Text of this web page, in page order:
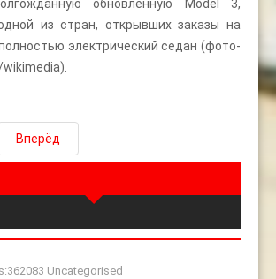
обновленную Model 3,
из стран, открывших заказы на
электрический седан (фото-
Вперёд
Uncategorised